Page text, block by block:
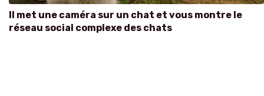
Il met une caméra sur un chat et vous montre le
réseau social complexe des chats